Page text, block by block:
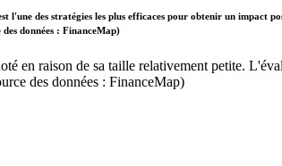
l'une des stratégies les plus efficaces pour obtenir un
données : FinanceMap)
en raison de sa taille relativement petite.
des données : FinanceMap)